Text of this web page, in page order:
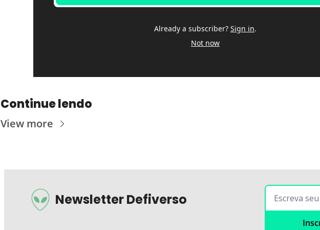
Already a subscriber? Sign in.
Not now
Continue lendo
View more
Newsletter Defiverso